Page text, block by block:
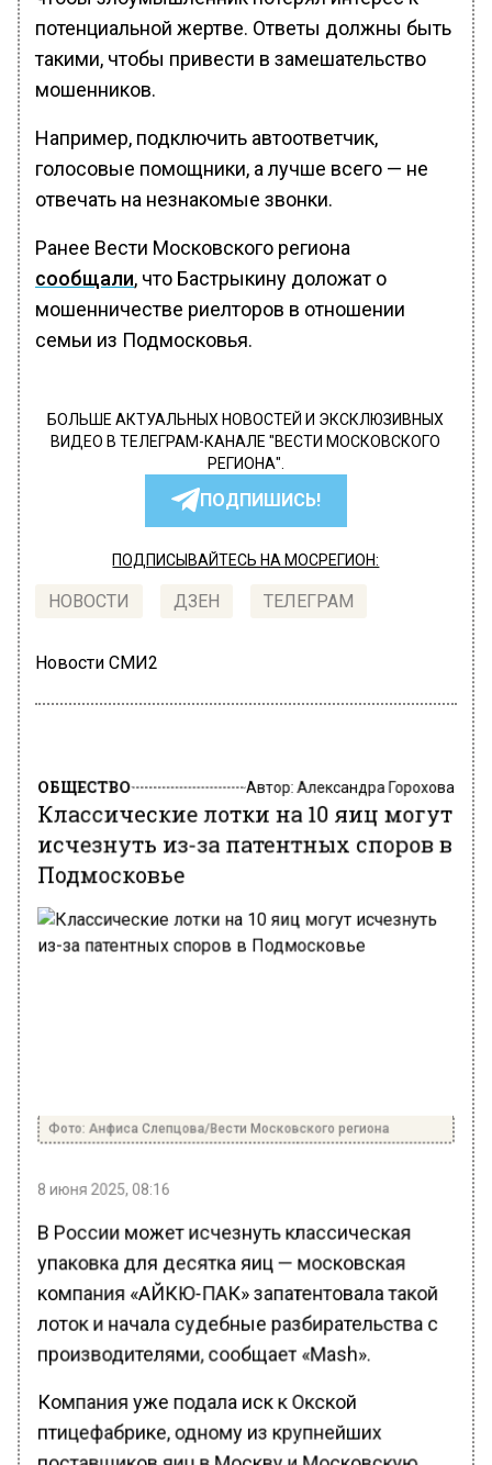
потенциальной жертве. Ответы должны быть
такими, чтобы привести в замешательство
мошенников.
Например, подключить автоответчик,
голосовые помощники, а лучше всего — не
отвечать на незнакомые звонки.
Ранее Вести Московского региона
сообщали, что Бастрыкину доложат о
мошенничестве риелторов в отношении
семьи из Подмосковья.
БОЛЬШЕ АКТУАЛЬНЫХ НОВОСТЕЙ И ЭКСКЛЮЗИВНЫХ
ВИДЕО В ТЕЛЕГРАМ-КАНАЛЕ "ВЕСТИ МОСКОВСКОГО
РЕГИОНА".
ПОДПИШИСЬ!
ПОДПИСЫВАЙТЕСЬ НА МОСРЕГИОН:
НОВОСТИ ДЗЕН ТЕЛЕГРАМ
Новости СМИ2
ОБЩЕСТВО Автор: Александра Горохова
Классические лотки на 10 яиц могут
исчезнуть из-за патентных споров в
Подмосковье
Фото: Анфиса Слепцова/Вести Московского региона
8 июня 2025, 08:16
В России может исчезнуть классическая
упаковка для десятка яиц — московская
компания «АЙКЮ-ПАК» запатентовала такой
лоток и начала судебные разбирательства с
производителями, сообщает «Mash».
Компания уже подала иск к Окской
птицефабрике, одному из крупнейших
поставщиков яиц в Москву и Московскую